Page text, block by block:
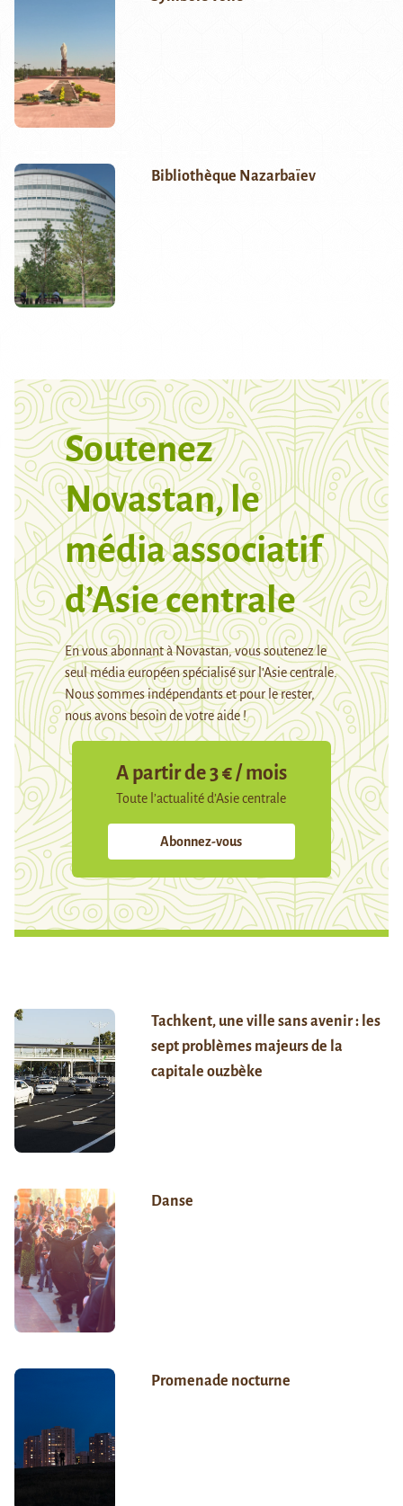
Bibliothèque Nazarbaïev
Soutenez
Novastan, le
média associatif
d’Asie centrale
En vous abonnant à Novastan, vous soutenez le
seul média européen spécialisé sur l’Asie centrale.
Nous sommes indépendants et pour le rester,
nous avons besoin de votre aide !
A partir de 3 € / mois
Toute l’actualité d’Asie centrale
Abonnez-vous
Tachkent, une ville sans avenir : les
sept problèmes majeurs de la
capitale ouzbèke
Danse
Promenade nocturne